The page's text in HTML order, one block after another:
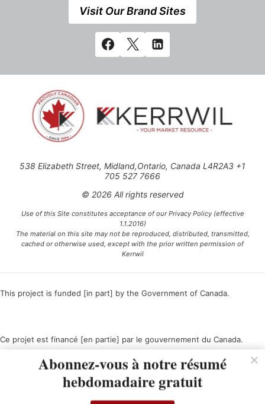
Visit Our Brand Sites
538 Elizabeth Street, Midland,Ontario, Canada L4R2A3 +1
705 527 7666
© 2026 All rights reserved
Use of this Site constitutes acceptance of our Privacy Policy (effective
1.1.2016)
The material on this site may not be reproduced, distributed, transmitted,
cached or otherwise used, except with the prior written permission of
Kerrwil
This project is funded [in part] by the Government of Canada.
Ce projet est financé [en partie] par le gouvernement du Canada.
Abonnez-vous à notre résumé
hebdomadaire gratuit